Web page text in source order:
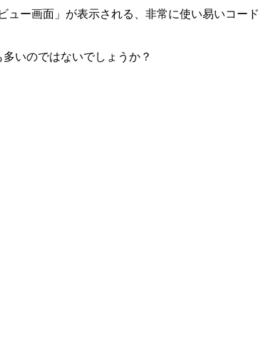
ュー画面」が表示される、非常に使い易いコード
いのではないでしょうか？